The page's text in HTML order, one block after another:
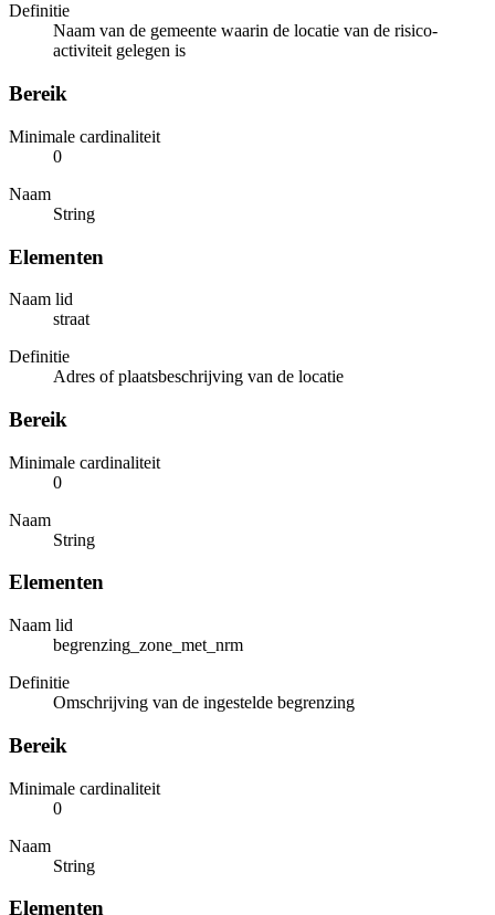
Definitie
Naam van de gemeente waarin de locatie van de risico-
activiteit gelegen is
Bereik
Minimale cardinaliteit
0
Naam
String
Elementen
Naam lid
straat
Definitie
Adres of plaatsbeschrijving van de locatie
Bereik
Minimale cardinaliteit
0
Naam
String
Elementen
Naam lid
begrenzing_zone_met_nrm
Definitie
Omschrijving van de ingestelde begrenzing
Bereik
Minimale cardinaliteit
0
Naam
String
Elementen